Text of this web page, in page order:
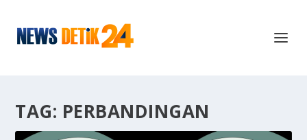
TAG: PERBANDINGAN